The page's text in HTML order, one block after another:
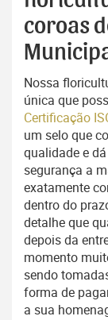
coroas
Nossa
única que
Certificação
um selo que
qualidade e
segurança a
exatamente
dentro do
detalhe que
depois da
momento
sendo
forma de
a sua